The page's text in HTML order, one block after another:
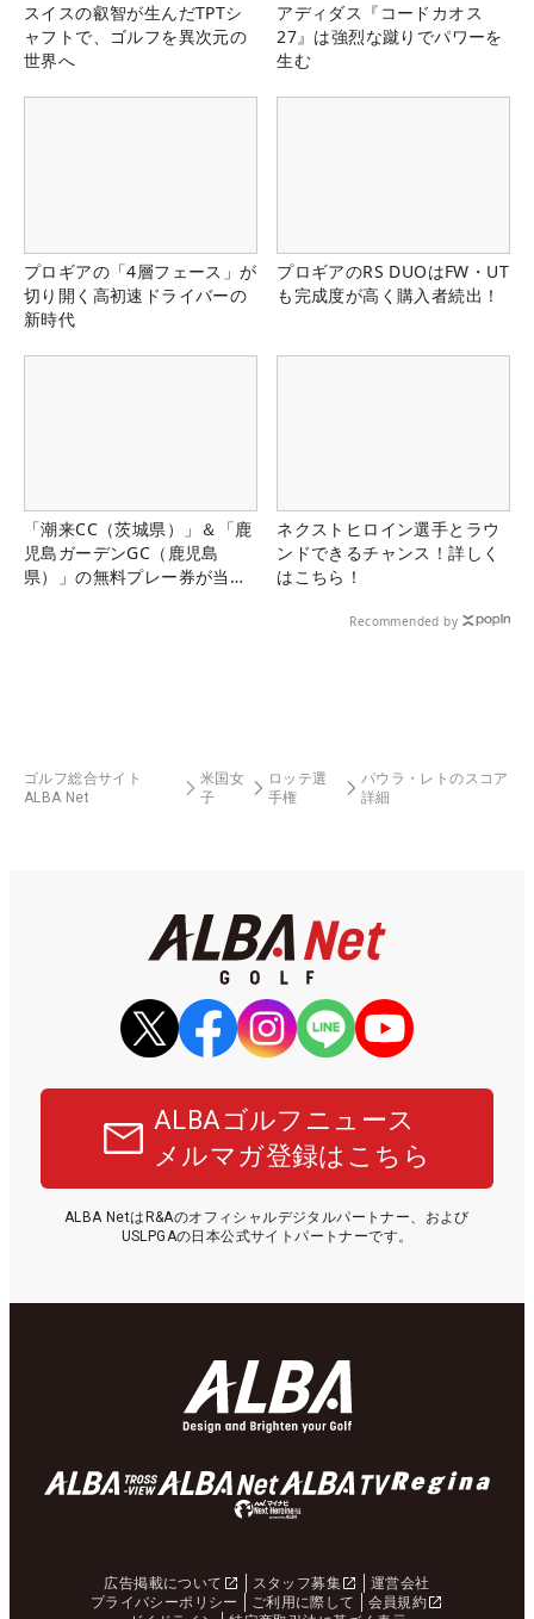
スイスの叡智が生んだTPTシ
ャフトで、ゴルフを異次元の
世界へ
アディダス『コードカオス
27』は強烈な蹴りでパワーを
生む
プロギアの「4層フェース」が
切り開く高初速ドライバーの
新時代
プロギアのRS DUOはFW・UT
も完成度が高く購入者続出！
「潮来CC（茨城県）」＆「鹿
児島ガーデンGC（鹿児島
県）」の無料プレー券が当た
ネクストヒロイン選手とラウ
ンドできるチャンス！詳しく
はこちら！
Recommended by
ゴルフ総合サイト
ALBA Net
米国女
子
ロッテ選
手権
パウラ・レトのスコア
詳細
ALBAゴルフニュース
メルマガ登録はこちら
ALBA NetはR&Aのオフィシャルデジタルパートナー、および
USLPGAの日本公式サイトパートナーです。
広告掲載について スタッフ募集
運営会社
プライバシーポリシー
ご利用に際して
会員規約